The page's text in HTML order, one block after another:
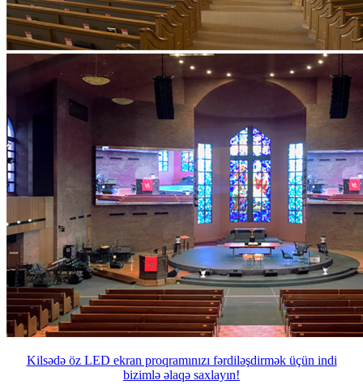
Kilsədə öz LED ekran proqramınızı fərdiləşdirmək üçün indi
bizimlə əlaqə saxlayın!